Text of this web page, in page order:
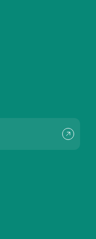
ВолгГМУ посетили му...